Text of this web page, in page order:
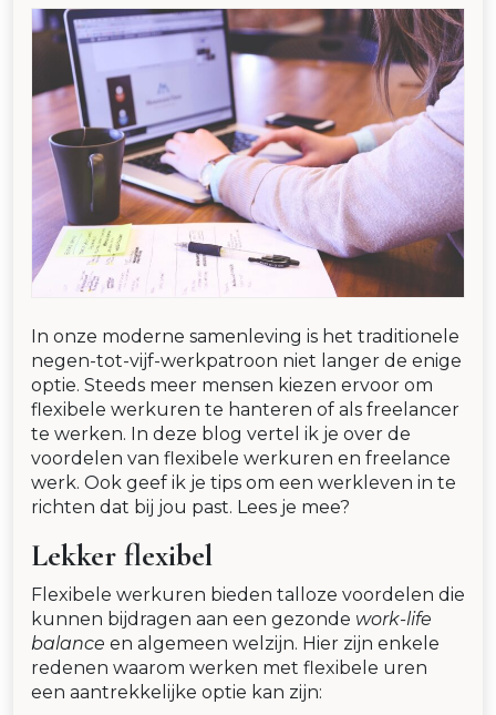
In onze moderne samenleving is het traditionele
negen-tot-vijf-werkpatroon niet langer de enige
optie. Steeds meer mensen kiezen ervoor om
flexibele werkuren te hanteren of als freelancer
te werken. In deze blog vertel ik je over de
voordelen van flexibele werkuren en freelance
werk. Ook geef ik je tips om een werkleven in te
richten dat bij jou past. Lees je mee?
Lekker flexibel
Flexibele werkuren bieden talloze voordelen die
kunnen bijdragen aan een gezonde work-life
balance en algemeen welzijn. Hier zijn enkele
redenen waarom werken met flexibele uren
een aantrekkelijke optie kan zijn: